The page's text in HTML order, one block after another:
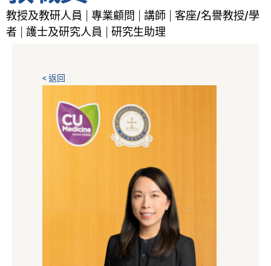
教授及教研人員 專業顧問 講師
客座/名譽教授/學
者
護士及研究人員 研究生助理
< 返回